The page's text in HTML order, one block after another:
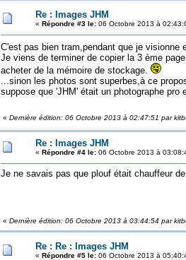
Re : Images JHM
« Répondre #3 le:06 Octobre 2013 à
C'est pas bien tram,pendant que je
Je viens de terminer de copier la 3 ème
acheter de la mémoire de stockage.
...sinon les photos sont superbes,à ce
suppose que 'JHM' était un photographe
« Dernière édition: 06 Octobre 2013 à 02:47:51 par
Re : Images JHM
« Répondre #4 le:06 Octobre 2013 à
Je ne savais pas que plouf était chauffeur
« Dernière édition: 06 Octobre 2013 à 03:44:54 par
Re : Re : Images JHM
« Répondre #5 le:06 Octobre 2013 à